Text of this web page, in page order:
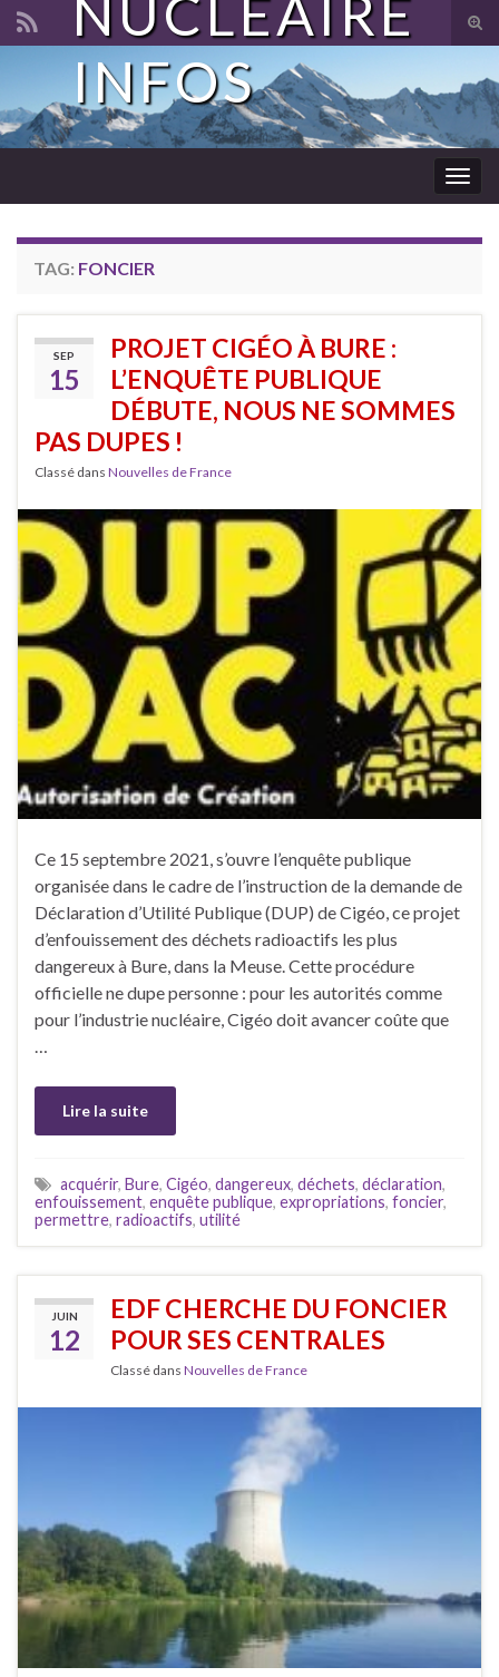
Search for:
NUCLÉAIRE
INFOS
TAG: FONCIER
SEP
15
PROJET CIGÉO À BURE :
L’ENQUÊTE PUBLIQUE
DÉBUTE, NOUS NE SOMMES
PAS DUPES !
Classé dans Nouvelles de France
Ce 15 septembre 2021, s’ouvre l’enquête publique
organisée dans le cadre de l’instruction de la demande de
Déclaration d’Utilité Publique (DUP) de Cigéo, ce projet
d’enfouissement des déchets radioactifs les plus
dangereux à Bure, dans la Meuse. Cette procédure
officielle ne dupe personne : pour les autorités comme
pour l’industrie nucléaire, Cigéo doit avancer coûte que
Lire la suite
acquérir, Bure, Cigéo, dangereux, déchets, déclaration,
enfouissement, enquête publique, expropriations, foncier,
permettre, radioactifs, utilité
JUIN
12
EDF CHERCHE DU FONCIER
POUR SES CENTRALES
Classé dans Nouvelles de France